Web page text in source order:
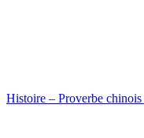
Histoire – Proverbe chinois